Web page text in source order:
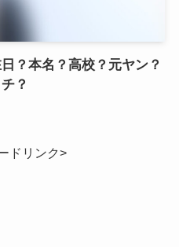
？本名？高校？元ヤン？
？
ドリンク>